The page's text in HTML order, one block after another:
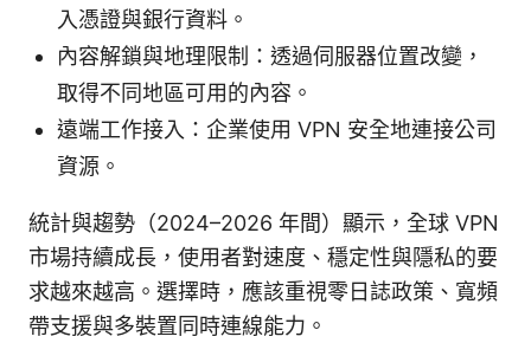
入憑證與銀行資料。
內容解鎖與地理限制：透過伺服器位置改變，
取得不同地區可用的內容。
遠端工作接入：企業使用 VPN 安全地連接公司
資源。
統計與趨勢（2024–2026 年間）顯示，全球 VPN
市場持續成長，使用者對速度、穩定性與隱私的要
求越來越高。選擇時，應該重視零日誌政策、寬頻
帶支援與多裝置同時連線能力。